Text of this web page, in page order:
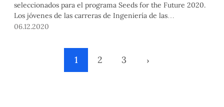
seleccionados para el programa Seeds for the Future 2020.
Los jóvenes de las carreras de Ingeniería de las
Telecomunicaciones, Ingeniería Electrónica e Ingeniería
información y la comunicación de Huawei por medio de un
intercambio académico y cultural virtual.
06.12.2020
1 2 3 ›